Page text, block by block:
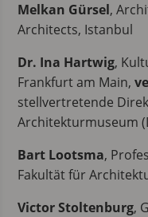
Melkan Gürsel,
Architects, Istanbul
Dr. Ina Hartwig,
Frankfurt am Main,
stellvertretende
Architekturmuseum
Bart Lootsma,
Fakultät für
Victor Stoltenburg,